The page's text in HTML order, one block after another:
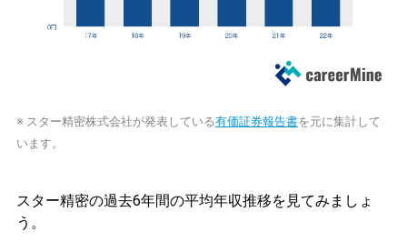
※ スター精密株式会社が発表している有価証券報告書を元に集計して
います。
スター精密の過去6年間の平均年収推移を見てみましょ
う。